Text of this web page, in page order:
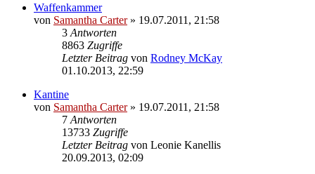
Waffenkammer
von Samantha Carter» 19.07.2011, 21:58
3 Antworten
8863 Zugriffe
Letzter Beitrag von Rodney McKay
01.10.2013, 22:59
Kantine
von Samantha Carter» 19.07.2011, 21:58
7 Antworten
13733 Zugriffe
Letzter Beitrag von Leonie Kanellis
20.09.2013, 02:09